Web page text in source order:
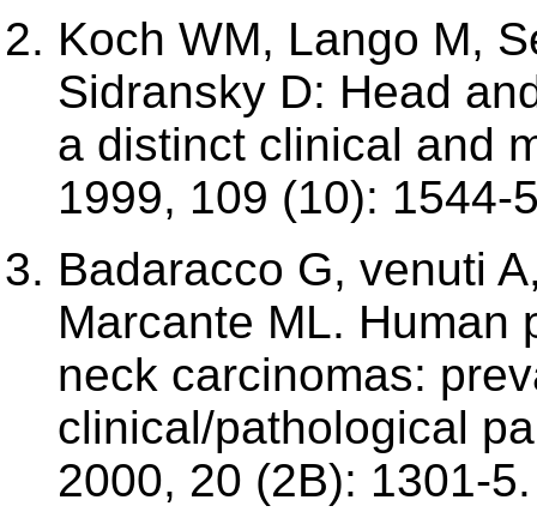
Koch WM, Lango M,
Sidransky D: Head
a distinct clinical and
1999, 109 (10): 1544-
Badaracco G, venuti
Marcante ML. Human
neck carcinomas:
clinical/pathological
2000, 20 (2B): 1301-5.